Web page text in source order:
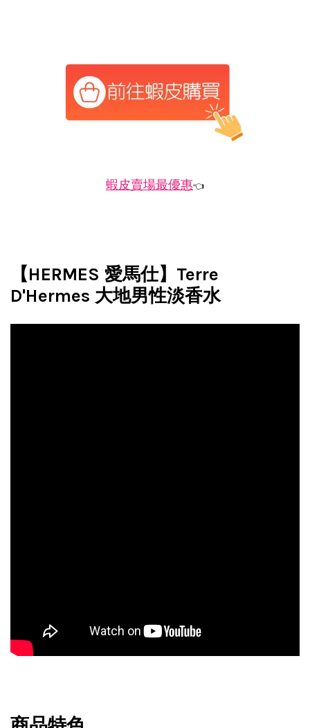
蝦皮賣場最優惠👈
【HERMES 愛馬仕】Terre
D'Hermes 大地男性淡香水